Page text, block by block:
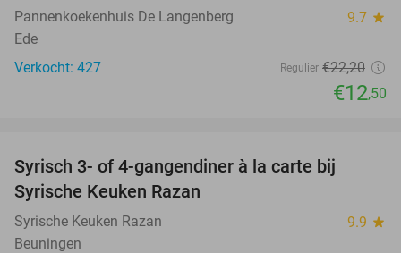
Pannenkoekenhuis De Langenberg 9.7 star
Ede
Verkocht: 427
Regulier €22,20
€12,50
Syrisch 3- of 4-gangendiner à la carte bij
Syrische Keuken Razan
Syrische Keuken Razan 9.9 star
Beuningen